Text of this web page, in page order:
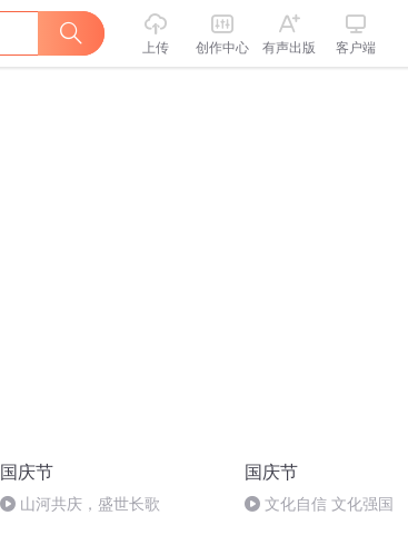
上传 创作中心 有声出版 客户端
国庆节
山河共庆，盛世长歌
国庆节
文化自信 文化强国